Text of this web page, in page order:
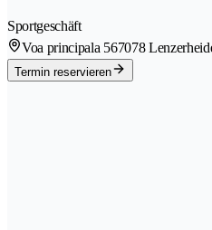
Sportgeschäft
Voa principala 567078
Termin reservieren